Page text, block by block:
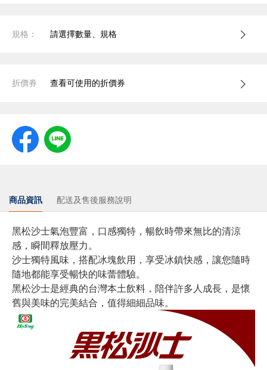
規格： 請選擇數量、規格
折價券 查看可使用的折價券
商品資訊 配送及售後服務說明
黑松沙士氣泡豐富，口感獨特，暢飲時帶來無比的清涼
感，瞬間釋放壓力。
沙士獨特風味，搭配冰塊飲用，享受冰鎮快感，讓您隨時
隨地都能享受暢快的味蕾體驗。
黑松沙士是經典的台灣本土飲料，陪伴許多人成長，是懷
舊與美味的完美結合，值得細細品味。